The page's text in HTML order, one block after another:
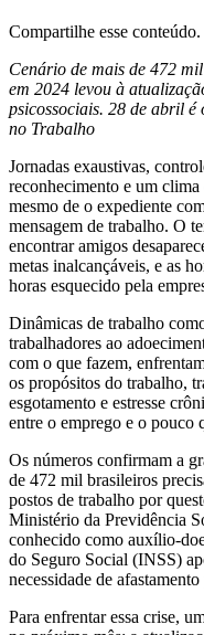
Compartilhe esse conteúdo.
Cenário de mais de 472
em 2024 levou à
psicossociais. 28 de abril
no Trabalho
Jornadas exaustivas,
reconhecimento e um
mesmo de o expediente
mensagem de trabalho. O
encontrar amigos
metas inalcançáveis, e as
horas esquecido pela
Dinâmicas de trabalho
trabalhadores ao
com o que fazem,
os propósitos do trabalho,
esgotamento e estresse
entre o emprego e o pouco
Os números confirmam a
de 472 mil brasileiros
postos de trabalho por
Ministério da Previdência
conhecido como auxílio-
do Seguro Social (INSS)
necessidade de
Para enfrentar essa crise,